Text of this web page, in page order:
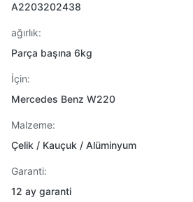
A2203202438
ağırlık:
Parça başına 6kg
İçin:
Mercedes Benz W220
Malzeme:
Çelik / Kauçuk / Alüminyum
Garanti:
12 ay garanti